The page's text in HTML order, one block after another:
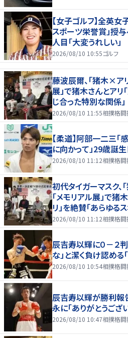
【女子ゴルフ】全英
スポーツ栄誉賞」授
人目「大変うれしい」
2026/08/10 10:55ゴルフ
藤波辰爾、「猪木×ア
展」で猪木さんとアリ
じ合った特別な関係」
2026/08/10 11:55相撲格闘
【柔道】阿部一二三
に向かって」29歳誕
2026/08/10 11:12相撲格闘
初代タイガーマスク、
「メモリアル展」で猪
リ」を絶賛「あらゆ
の存在」
2026/08/10 11:12相撲格闘
辰吉寿以輝に０－２
な」と潔く負け認める
2026/08/10 10:54相撲格闘
辰吉寿以輝が勝利
永に「ありがとうござ
2026/08/10 10:47相撲格闘